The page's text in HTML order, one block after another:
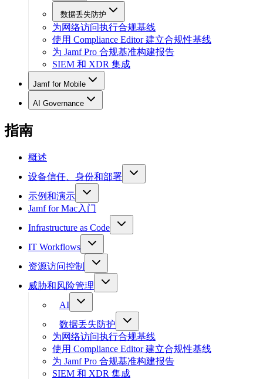
数据丢失防护
为网络访问执行合规基线
使用 Compliance Editor 建立合规性基线
为 Jamf Pro 合规基准构建报告
SIEM 和 XDR 集成
Jamf for Mobile
AI Governance
指南
概述
设备信任、身份和部署
示例和演示
Jamf for Mac入门
Infrastructure as Code
IT Workflows
资源访问控制
威胁和风险管理
AI
数据丢失防护
为网络访问执行合规基线
使用 Compliance Editor 建立合规性基线
为 Jamf Pro 合规基准构建报告
SIEM 和 XDR 集成